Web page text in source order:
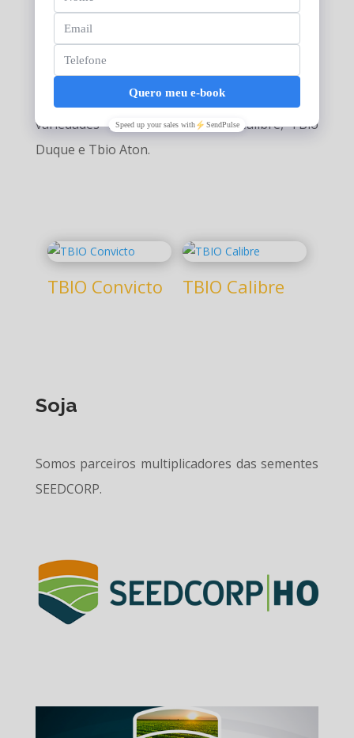
de trigo adequadas a cada região brasileira.
Atualmente somos multiplicadores das
variedades TBio Convicto, TBio Calibre, TBio
Duque e Tbio Aton.
TBIO Convicto TBIO Calibre
Soja
Somos parceiros multiplicadores das sementes
SEEDCORP.